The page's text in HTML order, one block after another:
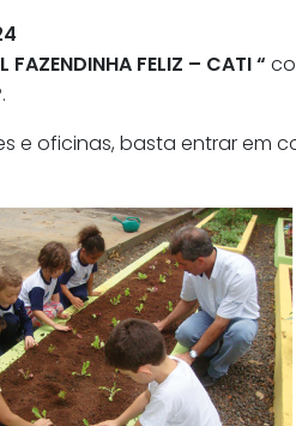
FAZENDINHA FELIZ – CATI “
oficinas, basta entrar em